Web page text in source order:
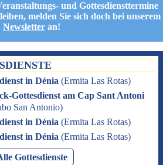
und Gottesdiensttermine
melden Sie sich doch bei unserem
Newsletter an!
in Dénia (Ermita Las Rotas)
Gottesdienst am Cap Sant Antoni
San Antonio)
in Dénia (Ermita Las Rotas)
in Dénia (Ermita Las Rotas)
Gottesdienste